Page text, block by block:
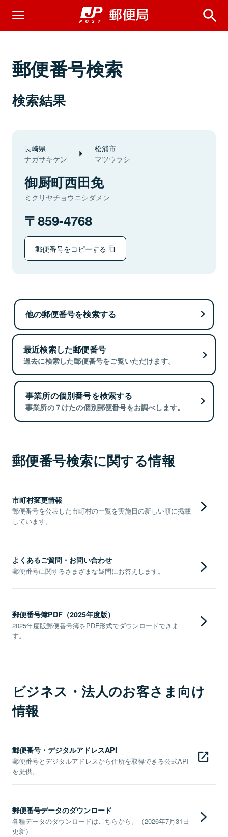
郵便番号検索
検索結果
長崎県
ナガサキケン
松浦市
マツウラシ
御厨町西田免
ミクリヤチョウニシダメン
859-4768
郵便番号をコピーする
他の郵便番号を検索する
最近検索した郵便番号
過去に検索した郵便番号をご覧いただけます。
事業所の個別番号を検索する
事業所の７けたの個別郵便番号をお調べします。
郵便番号検索に関する情報
市町村変更情報
郵便番号を公表した市町村の一覧を実施日の新しい順に掲載
しています。
よくあるご質問・お問い合わせ
郵便番号に関するさまざまな疑問にお答えします。
郵便番号簿PDF（2025年度版）
2025年度版郵便番号簿をPDF形式でダウンロードできま
す。
ビジネス・法人のお客さま向け
情報
郵便番号・デジタルアドレスAPI
郵便番号とデジタルアドレスから住所を取得できる公式API
を提供。
郵便番号データのダウンロード
各種データのダウンロードはこちらから。（2026年7月31日
更新）